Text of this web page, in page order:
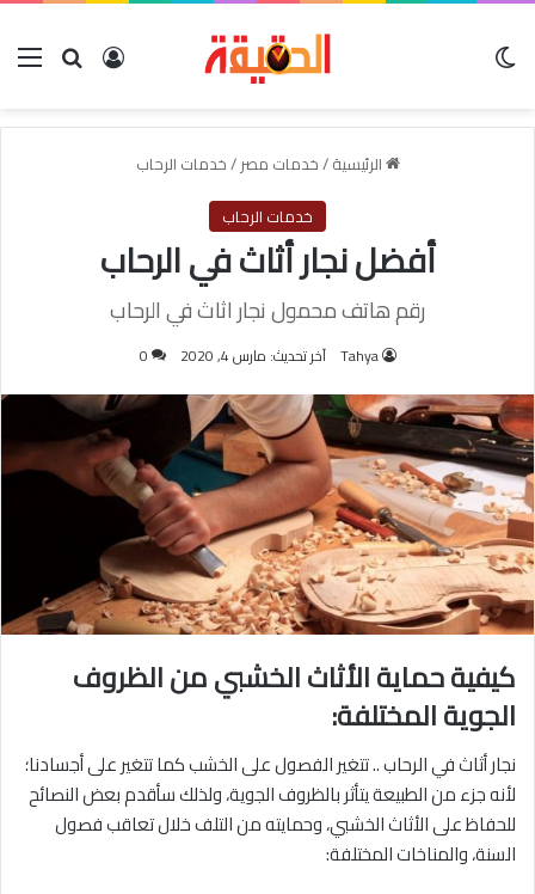
بحث عنتسجيل
الرئيسية/خدمات مصر/خدمات الرحاب
خدمات الرحاب
أفضل نجار أثاث في الرحاب
رقم هاتف محمول نجار اثاث في الرحاب
Tahya آخر تحديث: مارس 4, 2020 0
كيفية حماية الأثاث الخشبي من الظروف
الجوية المختلفة:
نجار أثاث في الرحاب .. تتغير الفصول على الخشب كما تتغير على أجسادنا؛
لأنه جزء من الطبيعة يتأثر بالظروف الجوية، ولذلك سأقدم بعض النصائح
للحفاظ على الأثاث الخشبي، وحمايته من التلف خلال تعاقب فصول
السنة، والمناخات المختلفة: